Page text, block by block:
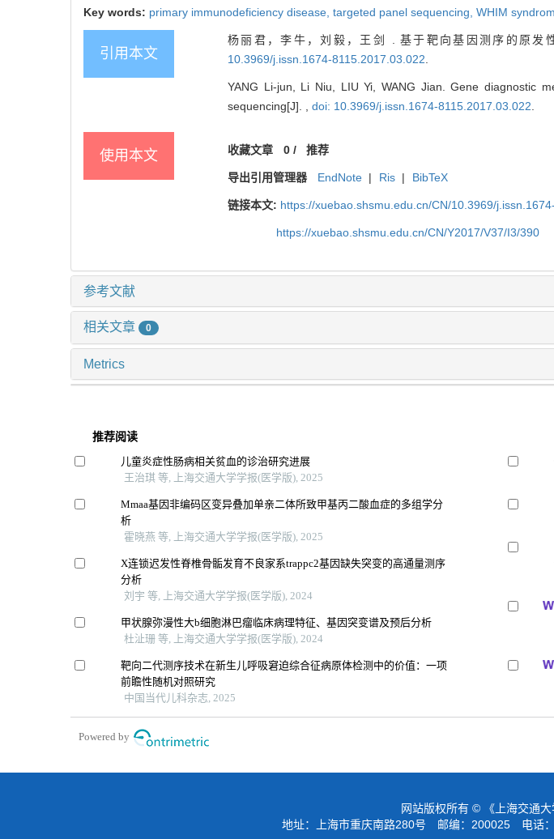
Key words: primary immunodeficiency disease, targeted panel sequencing, WHIM
引用本文
杨丽君，李牛，刘毅，王剑 . 基于靶向基因测序的原发
10.3969/j.issn.1674-8115.2017.03.022.
YANG Li-jun, Li Niu, LIU Yi, WANG Jian. Gene diagnostic
sequencing[J]. , doi: 10.3969/j.issn.1674-8115.2017.03.022.
使用本文 收藏文章 0/ 推荐
导出引用管理器 EndNote | Ris | BibTeX
链接本文: https://xuebao.shsmu.edu.cn/CN/10.3969/
https://xuebao.shsmu.edu.cn/CN/Y2017/V37/I3/390
参考文献
相关文章 0
Metrics
推荐阅读
儿童炎症性肠病相关贫血的诊治研究进展
王治琪 等, 上海交通大学学报(医学版), 2025
Mmaa基因非编码区变异叠加单亲二体所致甲基丙二酸血症的多组学分
析
霍晓燕 等, 上海交通大学学报(医学版), 2025
X连锁迟发性脊椎骨骺发育不良家系trappc2基因缺失突变的高通量测序
分析
刘宇 等, 上海交通大学学报(医学版), 2024
甲状腺弥漫性大b细胞淋巴瘤临床病理特征、基因突变谱及预后分析
杜沚珊 等, 上海交通大学学报(医学版), 2024
靶向二代测序技术在新生儿呼吸窘迫综合征病原体检测中的价值：一项
前瞻性随机对照研究
中国当代儿科杂志, 2025
Powered by
网站版权所有 © 《上海交通
地址：上海市重庆南路280号 邮编：200025 电话